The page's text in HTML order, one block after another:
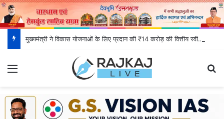
मुख्यमंत्री ने विकास योजनाओं के लिए प्रदान की ₹14 करोड़ की वित्तीय स्वीकृति